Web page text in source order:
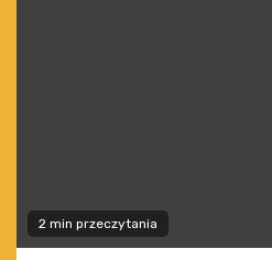
2 min przeczytania